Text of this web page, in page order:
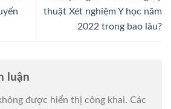
thuật Xét nghiệm Y học năm
2022 trong bao lâu?
luận
được hiển thị công khai. Các